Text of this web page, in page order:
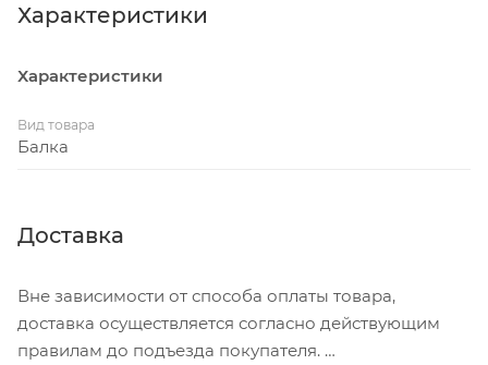
Характеристики
Характеристики
Вид товара
Балка
Доставка
Вне зависимости от способа оплаты товара,
доставка осуществляется согласно действующим
правилам до подъезда покупателя.